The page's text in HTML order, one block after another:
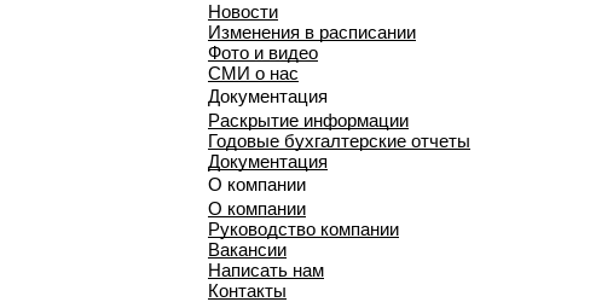
Новости
Изменения в расписании
Фото и видео
СМИ о нас
Документация
Раскрытие информации
Годовые бухгалтерские отчеты
Документация
О компании
О компании
Руководство компании
Вакансии
Написать нам
Контакты